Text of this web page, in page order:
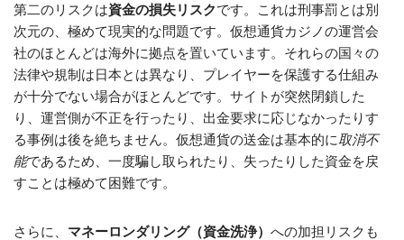
第二のリスクは資金の損失リスクです。これは刑事罰とは別
次元の、極めて現実的な問題です。仮想通貨カジノの運営会
社のほとんどは海外に拠点を置いています。それらの国々の
法律や規制は日本とは異なり、プレイヤーを保護する仕組み
が十分でない場合がほとんどです。サイトが突然閉鎖した
り、運営側が不正を行ったり、出金要求に応じなかったりす
る事例は後を絶ちません。仮想通貨の送金は基本的に取消不
能であるため、一度騙し取られたり、失ったりした資金を戻
すことは極めて困難です。
さらに、 マネーロンダリング（資金洗浄） への加担リスクも